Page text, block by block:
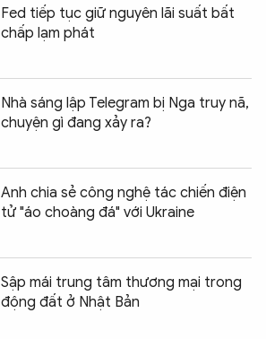
Fed tiếp tục giữ nguyên lãi suất bất
chấp lạm phát
Nhà sáng lập Telegram bị Nga truy nã,
chuyện gì đang xảy ra?
Anh chia sẻ công nghệ tác chiến điện
tử "áo choàng đá" với Ukraine
Sập mái trung tâm thương mại trong
động đất ở Nhật Bản